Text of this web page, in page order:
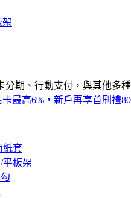
架
分期、行動支付，與其他多
卡最高6%，新戶再享首刷禮
紙套
平板架